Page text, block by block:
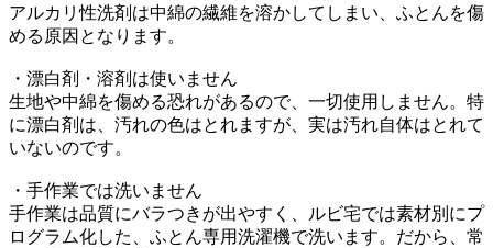
アルカリ性洗剤は中綿の繊維を溶かしてしまい、ふとんを傷
める原因となります。
・漂白剤・溶剤は使いません
生地や中綿を傷める恐れがあるので、一切使用しません。特
に漂白剤は、汚れの色はとれますが、実は汚れ自体はとれて
いないのです。
・手作業では洗いません
手作業は品質にバラつきが出やすく、ルビ宅では素材別にプ
ログラム化した、ふとん専用洗濯機で洗います。だから、常